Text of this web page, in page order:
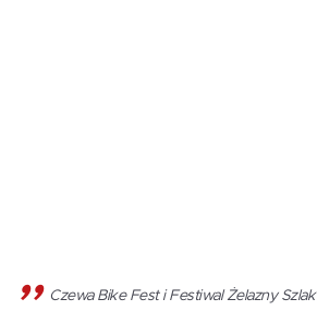
Czewa Bike Fest i Festiwal Żelazny